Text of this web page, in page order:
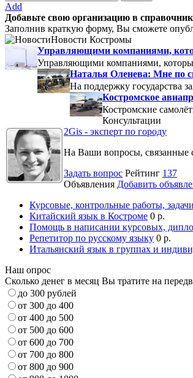
Add
Добавьте свою организацию в
Заполнив краткую форму, Вы сможете
Новости Костромы
Управляющими компаниями,
Управляющими компаниями,
Наталья Оленева: Мне по
На поддержку государства
Костромское
Костромские
Консультации
2Gis - эксперт по городу
На Ваши вопросы, связанные
Задать вопрос Рейтинг 137
Объявления Добавить
Курсовые, контрольные работы,
Китайский язык в Костроме 0 р.
Помощь в написании курсовых,
Репетитор по русскому языку 0 р.
Итальянский язык в группах и
Наш опрос
Сколько денег в месяц Вы тратите на
до 300 рублей
от 300 до 400
от 400 до 500
от 500 до 600
от 600 до 700
от 700 до 800
от 800 до 900